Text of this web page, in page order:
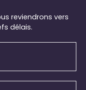
reviendrons vers
délais.